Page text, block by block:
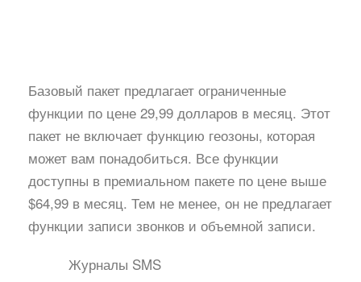
Базовый пакет предлагает ограниченные
функции по цене 29,99 долларов в месяц. Этот
пакет не включает функцию геозоны, которая
может вам понадобиться. Все функции
доступны в премиальном пакете по цене выше
$64,99 в месяц. Тем не менее, он не предлагает
функции записи звонков и объемной записи.
Журналы SMS